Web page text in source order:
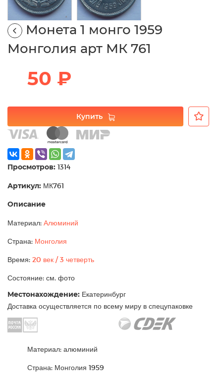
Монета 1 монго 1959
Монголия арт МК 761
50 ₽
Купить
Просмотров: 1314
Артикул: МК761
Описание
Материал: Алюминий
Страна: Монголия
Время: 20 век / 3 четверть
Состояние: см. фото
Местонахождение: Екатеринбург
Доставка осуществляется по всему миру в спецупаковке
Материал: алюминий
Страна: Монголия 1959